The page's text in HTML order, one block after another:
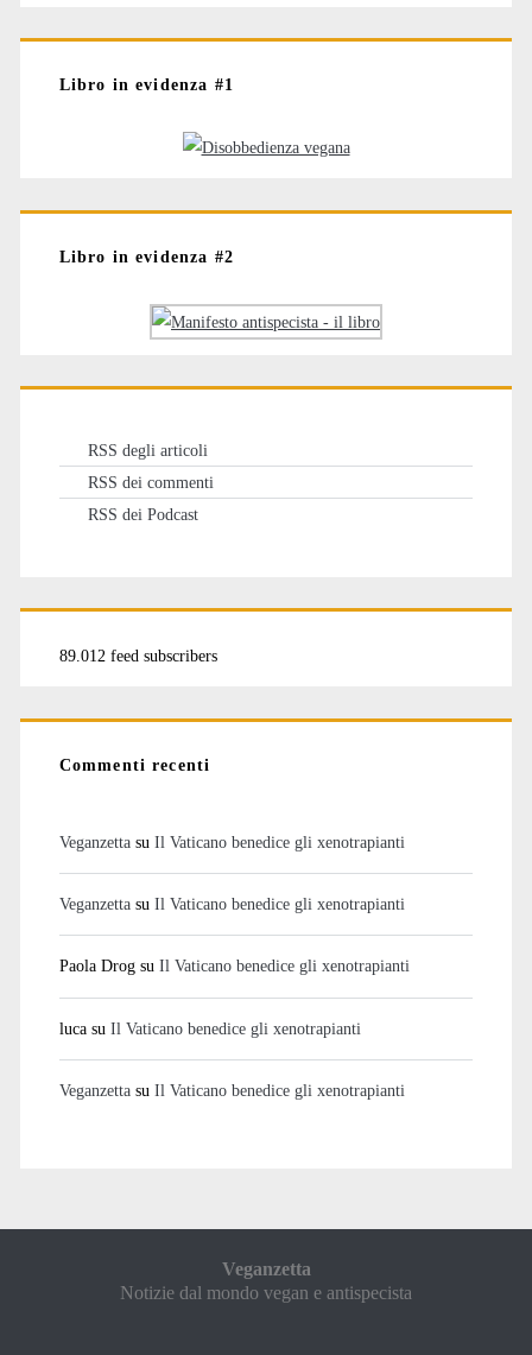
Libro in evidenza #1
Libro in evidenza #2
RSS degli articoli
RSS dei commenti
RSS dei Podcast
89.012 feed subscribers
Commenti recenti
Veganzettasu Il Vaticano benedice gli xenotrapianti
Veganzettasu Il Vaticano benedice gli xenotrapianti
Paola Drogsu Il Vaticano benedice gli xenotrapianti
lucasu Il Vaticano benedice gli xenotrapianti
Veganzettasu Il Vaticano benedice gli xenotrapianti
Veganzetta
Notizie dal mondo vegan e antispecista